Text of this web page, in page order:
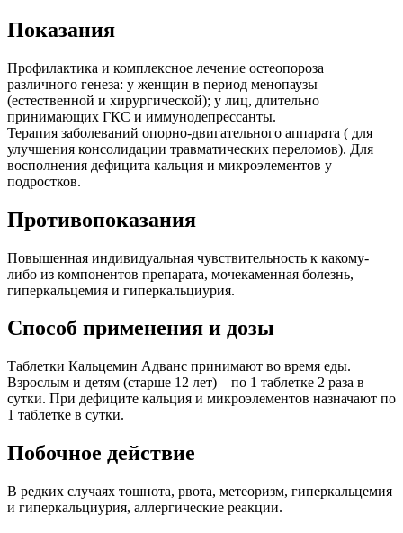
Показания
Профилактика и комплексное лечение остеопороза
различного генеза: у женщин в период менопаузы
(естественной и хирургической); у лиц, длительно
принимающих ГКС и иммунодепрессанты.
Терапия заболеваний опорно-двигательного аппарата ( для
улучшения консолидации травматических переломов). Для
восполнения дефицита кальция и микроэлементов у
подростков.
Противопоказания
Повышенная индивидуальная чувствительность к какому-
либо из компонентов препарата, мочекаменная болезнь,
гиперкальцемия и гиперкальциурия.
Способ применения и дозы
Таблетки Кальцемин Адванс принимают во время еды.
Взрослым и детям (старше 12 лет) – по 1 таблетке 2 раза в
сутки. При дефиците кальция и микроэлементов назначают по
1 таблетке в сутки.
Побочное действие
В редких случаях тошнота, рвота, метеоризм, гиперкальцемия
и гиперкальциурия, аллергические реакции.